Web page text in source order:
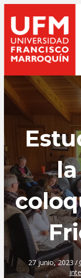
la
27 junio, 2023 /